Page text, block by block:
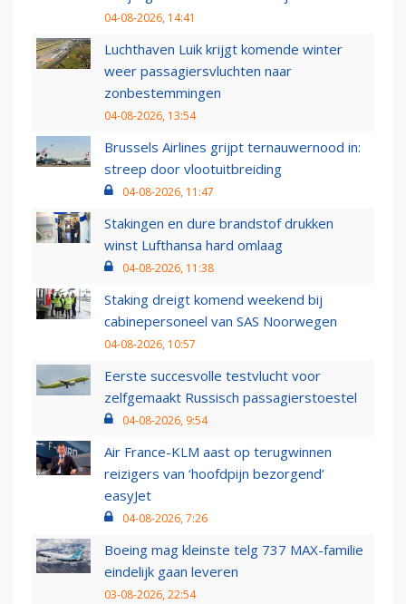
04-08-2026, 14:41
Luchthaven Luik krijgt komende winter
weer passagiersvluchten naar
zonbestemmingen
04-08-2026, 13:54
Brussels Airlines grijpt ternauwernood in:
streep door vlootuitbreiding
04-08-2026, 11:47
Stakingen en dure brandstof drukken
winst Lufthansa hard omlaag
04-08-2026, 11:38
Staking dreigt komend weekend bij
cabinepersoneel van SAS Noorwegen
04-08-2026, 10:57
Eerste succesvolle testvlucht voor
zelfgemaakt Russisch passagierstoestel
04-08-2026, 9:54
Air France-KLM aast op terugwinnen
reizigers van ‘hoofdpijn bezorgend’
easyJet
04-08-2026, 7:26
Boeing mag kleinste telg 737 MAX-familie
eindelijk gaan leveren
03-08-2026, 22:54